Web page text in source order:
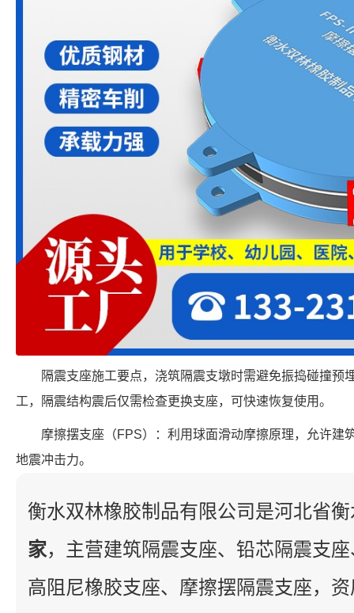
隔震支座施工要点，浇筑隔震支墩时需避免振捣碰撞预
工，隔震结构震后仅需检查更换支座，可快速恢复使用。
摩擦摆支座（FPS）：利用球面滑动摩擦原理，允许建
地震冲击力。
衡水双林橡胶制品有限公司是河北省
家，主营建筑隔震支座、铅芯隔震支
高阻尼橡胶支座、摩擦摆隔震支座，